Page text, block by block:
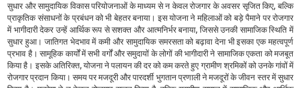
सुधार और सामुदायिक विकास परियोजनाओं के माध्यम से न केवल रोजगार के अवसर सृजित किए, बल्कि
प्राकृतिक संसाधनों के प्रबंधन को भी बेहतर बनाया। इस योजना ने महिलाओं को बड़े पैमाने पर रोजगार
में भागीदारी देकर उन्हें आर्थिक रूप से सशक्त और आत्मनिर्भर बनाया, जिससे उनकी सामाजिक स्थिति में
सुधार हुआ। जातिगत भेदभाव में कमी और सामुदायिक समरसता को बढ़ावा देना भी इसका एक महत्वपूर्ण
प्रभाव है। सामूहिक कार्यों में सभी वर्गों और समुदायों के लोगों की भागीदारी ने सामाजिक एकता को मजबूत
किया है। इसके अतिरिक्त, योजना ने पलायन की दर को कम करते हुए ग्रामीण श्रमिकों को उनके गांवों में
रोजगार प्रदान किया। समय पर मजदूरी और पारदर्शी भुगतान प्रणाली ने मजदूरों के जीवन स्तर में सुधार